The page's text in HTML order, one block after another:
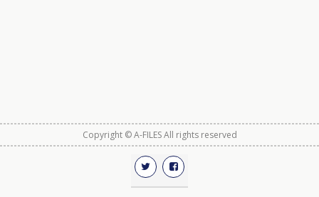
Copyright © A-FILES All rights reserved